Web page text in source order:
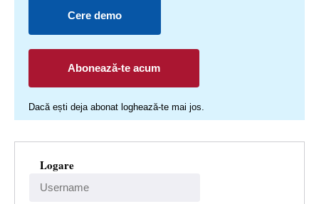
Cere demo
Abonează-te acum
Dacă ești deja abonat loghează-te mai jos.
Logare